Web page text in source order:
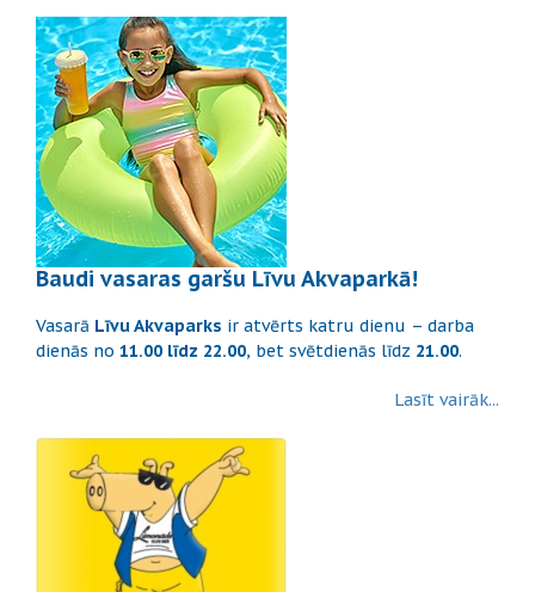
Baudi vasaras garšu Līvu Akvaparkā!
Vasarā Līvu Akvaparks ir atvērts katru dienu – darba
dienās no 11.00 līdz 22.00, bet svētdienās līdz 21.00.
Lasīt vairāk...